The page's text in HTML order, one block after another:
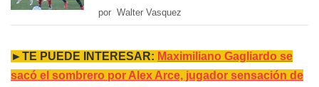
por Walter Vasquez
►TE PUEDE INTERESAR: Maximiliano Gagliardo se
sacó el sombrero por Alex Arce, jugador sensación de